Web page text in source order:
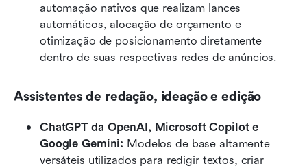
automação nativos que realizam lances
automáticos, alocação de orçamento e
otimização de posicionamento diretamente
dentro de suas respectivas redes de anúncios.
Assistentes de redação, ideação e edição
ChatGPT da OpenAI, Microsoft Copilot e
Google Gemini: Modelos de base altamente
versáteis utilizados para redigir textos, criar